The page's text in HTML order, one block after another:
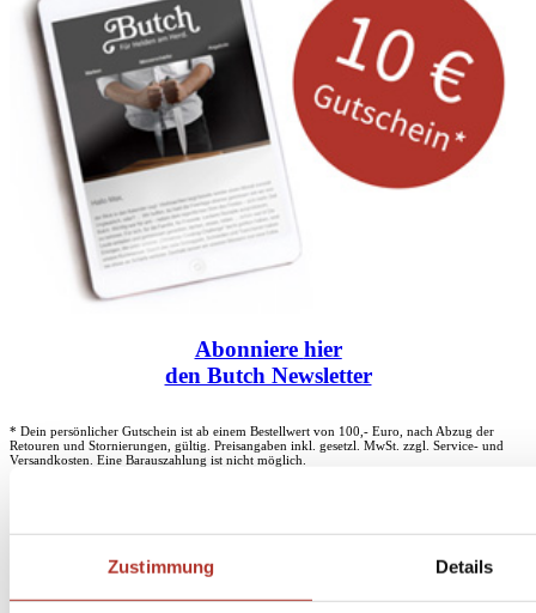
Zustimmung Details
Abonniere hier
den Butch Newsletter
* Dein persönlicher Gutschein ist ab einem Bestellwert von 100,- Euro, nach Abzug der
Retouren und Stornierungen, gültig. Preisangaben inkl. gesetzl. MwSt. zzgl. Service- und
Versandkosten. Eine Barauszahlung ist nicht möglich.
Unser Dankeschön für deinen Einkauf ab 100 €